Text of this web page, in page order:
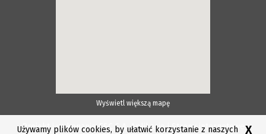
Wyświetl większą mapę
Projekt i wykonanie ESC S.A. Aplikacje i Strony internetowe
Używamy plików cookies, by ułatwić korzystanie z naszych X